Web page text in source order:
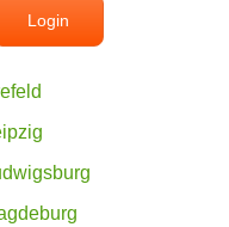
Login